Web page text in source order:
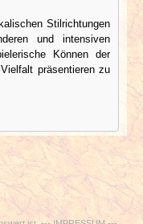
Stilrichtungen
und intensiven
Können der
präsentieren zu